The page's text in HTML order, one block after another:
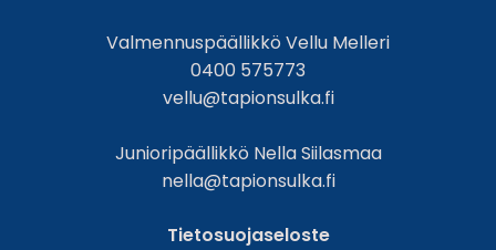
Valmennuspäällikkö Vellu Melleri
0400 575773
vellu@tapionsulka.fi
Junioripäällikkö Nella Siilasmaa
nella@tapionsulka.fi
Tietosuojaseloste